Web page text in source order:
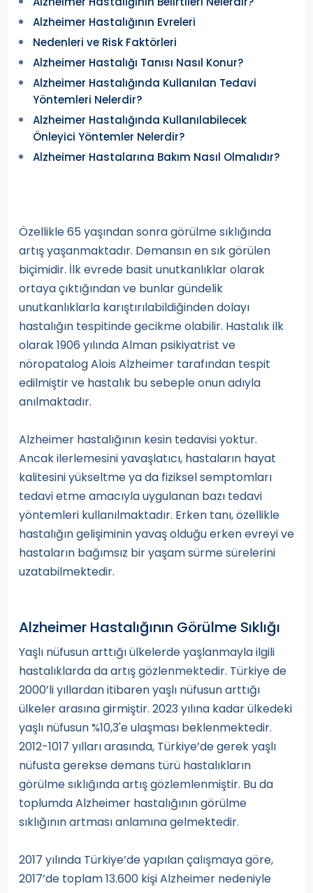
Alzheimer Hastalığının Evreleri
Nedenleri ve Risk Faktörleri
Alzheimer Hastalığı Tanısı Nasıl Konur?
Alzheimer Hastalığında Kullanılan Tedavi
Yöntemleri Nelerdir?
Alzheimer Hastalığında Kullanılabilecek
Önleyici Yöntemler Nelerdir?
Alzheimer Hastalarına Bakım Nasıl Olmalıdır?
Özellikle 65 yaşından sonra görülme sıklığında
artış yaşanmaktadır. Demansın en sık görülen
biçimidir. İlk evrede basit unutkanlıklar olarak
ortaya çıktığından ve bunlar gündelik
unutkanlıklarla karıştırılabildiğinden dolayı
hastalığın tespitinde gecikme olabilir. Hastalık ilk
olarak 1906 yılında Alman psikiyatrist ve
nöropatalog Alois Alzheimer tarafından tespit
edilmiştir ve hastalık bu sebeple onun adıyla
anılmaktadır.
Alzheimer hastalığının kesin tedavisi yoktur.
Ancak ilerlemesini yavaşlatıcı, hastaların hayat
kalitesini yükseltme ya da fiziksel semptomları
tedavi etme amacıyla uygulanan bazı tedavi
yöntemleri kullanılmaktadır. Erken tanı, özellikle
hastalığın gelişiminin yavaş olduğu erken evreyi ve
hastaların bağımsız bir yaşam sürme sürelerini
uzatabilmektedir.
Alzheimer Hastalığının Görülme Sıklığı
Yaşlı nüfusun arttığı ülkelerde yaşlanmayla ilgili
hastalıklarda da artış gözlenmektedir. Türkiye de
2000’li yıllardan itibaren yaşlı nüfusun arttığı
ülkeler arasına girmiştir. 2023 yılına kadar ülkedeki
yaşlı nüfusun %10,3'e ulaşması beklenmektedir.
2012-1017 yılları arasında, Türkiye’de gerek yaşlı
nüfusta gerekse demans türü hastalıkların
görülme sıklığında artış gözlemlenmiştir. Bu da
toplumda Alzheimer hastalığının görülme
sıklığının artması anlamına gelmektedir.
2017 yılında Türkiye’de yapılan çalışmaya göre,
2017’de toplam 13.600 kişi Alzheimer nedeniyle